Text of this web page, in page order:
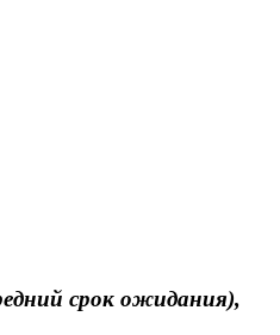
срок ожидания),